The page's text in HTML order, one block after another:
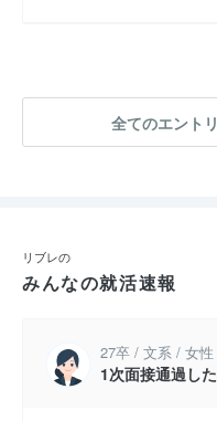
全てのエント
リブレの
みんなの就活速報
27卒 / 文系 / 女性
1次面接通過し